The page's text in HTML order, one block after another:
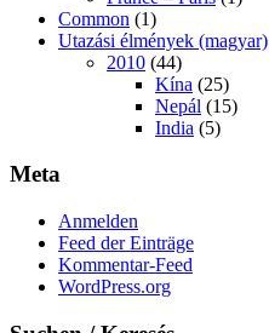
Common (1)
Utazási élmények (magyar)
2010 (44)
Kína (25)
Nepál (15)
India (5)
Meta
Anmelden
Feed der Einträge
Kommentar-Feed
WordPress.org